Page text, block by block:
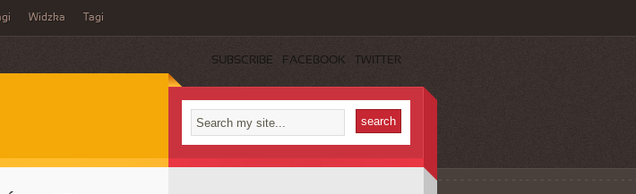
Widzka Tagi
SUBSCRIBE FACEBOOK TWITTER